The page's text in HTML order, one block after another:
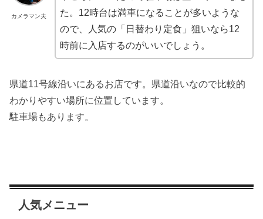
カメラマン夫
た。12時台は満車になることが多いような
ので、人気の「日替わり定食」狙いなら12
時前に入店するのがいいでしょう。
県道11号線沿いにあるお店です。県道沿いなので比較的
わかりやすい場所に位置しています。
駐車場もあります。
人気メニュー